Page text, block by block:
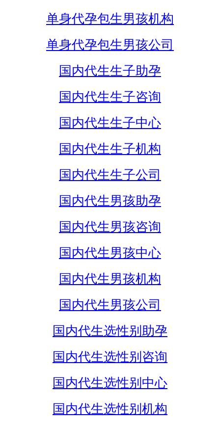
单身代孕包生男孩机构
单身代孕包生男孩公司
国内代生生子助孕
国内代生生子咨询
国内代生生子中心
国内代生生子机构
国内代生生子公司
国内代生男孩助孕
国内代生男孩咨询
国内代生男孩中心
国内代生男孩机构
国内代生男孩公司
国内代生选性别助孕
国内代生选性别咨询
国内代生选性别中心
国内代生选性别机构